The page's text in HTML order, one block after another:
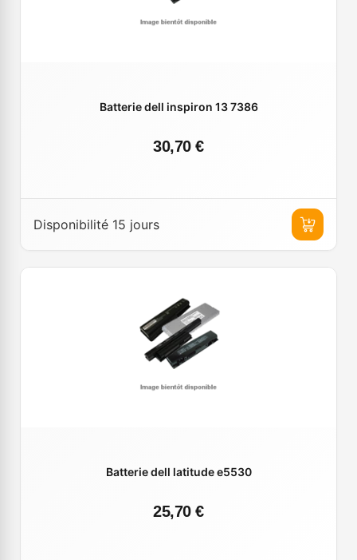
Batterie dell inspiron 13 7386
30,70 €
Disponibilité 15 jours
Batterie dell latitude e5530
25,70 €